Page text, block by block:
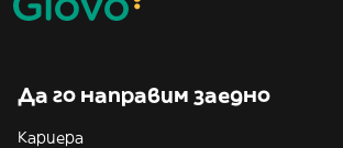
Да го направим заедно
Кариера